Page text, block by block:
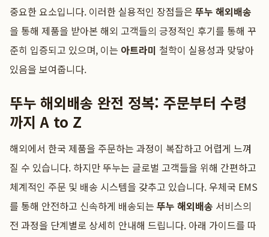
중요한 요소입니다. 이러한 실용적인 장점들은 뚜누 해외배송
을 통해 제품을 받아본 해외 고객들의 긍정적인 후기를 통해 꾸
준히 입증되고 있으며, 이는 아트라미 철학이 실용성과 맞닿아
있음을 보여줍니다.
뚜누 해외배송 완전 정복: 주문부터 수령
까지 A to Z
해외에서 한국 제품을 주문하는 과정이 복잡하고 어렵게 느껴
질 수 있습니다. 하지만 뚜누는 글로벌 고객들을 위해 간편하고
체계적인 주문 및 배송 시스템을 갖추고 있습니다. 우체국 EMS
를 통해 안전하고 신속하게 배송되는 뚜누 해외배송 서비스의
전 과정을 단계별로 상세히 안내해 드립니다. 아래 가이드를 따